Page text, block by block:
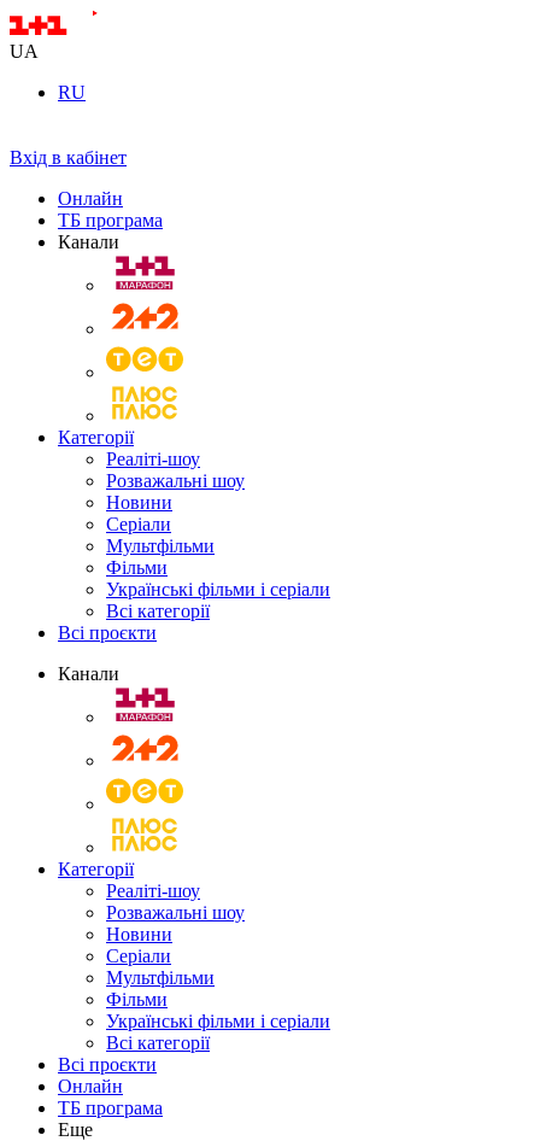
UA
RU
Вхід в кабінет
Онлайн
ТБ програма
Канали
Категорії
Реаліті-шоу
Розважальні шоу
Новини
Серіали
Мультфільми
Фільми
Українські фільми і серіали
Всі категорії
Всі проєкти
Канали
Категорії
Реаліті-шоу
Розважальні шоу
Новини
Серіали
Мультфільми
Фільми
Українські фільми і серіали
Всі категорії
Всі проєкти
Онлайн
ТБ програма
Еще